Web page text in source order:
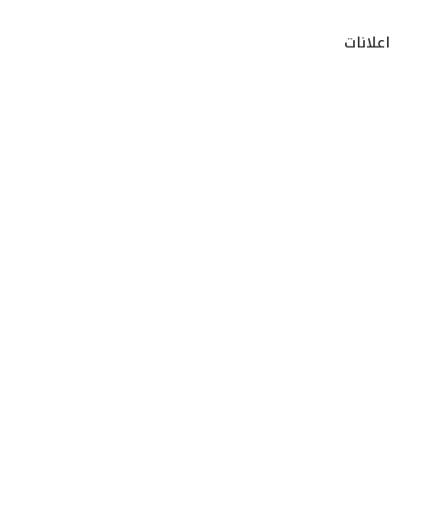
اعلانات